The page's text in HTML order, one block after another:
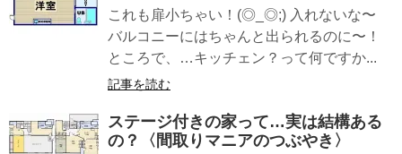
これも扉小ちゃい！(◎_◎;) 入れないな〜
バルコニーにはちゃんと出られるのに〜！
ところで、…キッチェン？って何ですか...
記事を読む
ステージ付きの家って…実は結構ある
の？〈間取りマニアのつぶやき〉